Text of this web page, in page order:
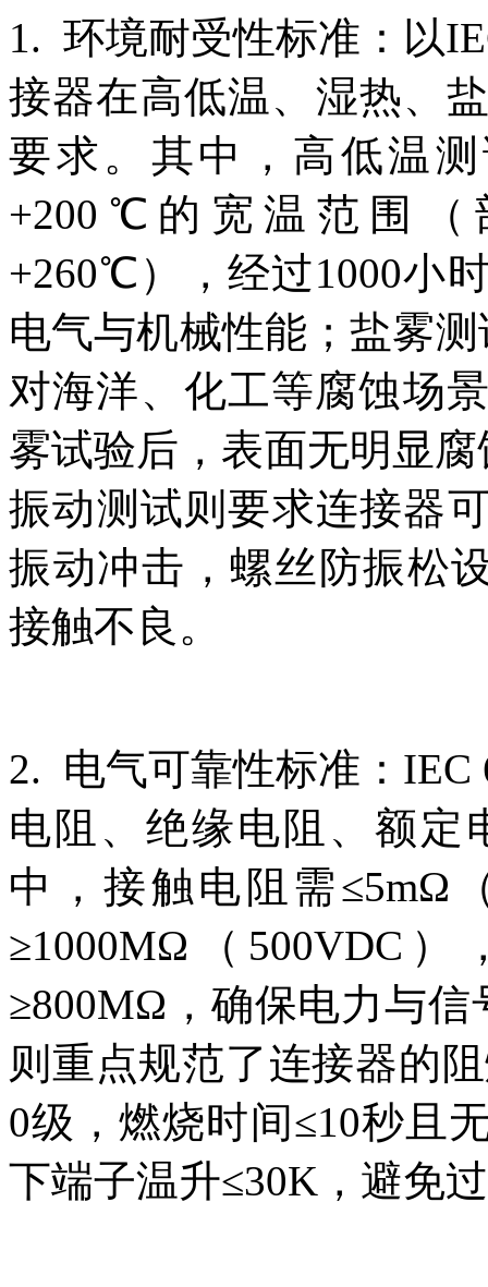
1. 环境耐受性标准：以
接器在高低温、湿热、
要求。其中，高低温
+200℃的宽温范围
+260℃），经过1000小
电气与机械性能；盐雾
对海洋、化工等腐蚀场
雾试验后，表面无明显
振动测试则要求连接器
振动冲击，螺丝防振松
接触不良。
2. 电气可靠性标准：IEC
电阻、绝缘电阻、额定
中，接触电阻需≤5mΩ
≥1000MΩ（500VDC
≥800MΩ，确保电力与信
则重点规范了连接器的
0级，燃烧时间≤10秒且
下端子温升≤30K，避免